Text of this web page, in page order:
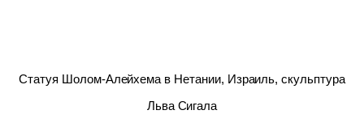
Статуя Шолом-Алейхема в Нетании, Израиль, скульптура
Льва Сигала